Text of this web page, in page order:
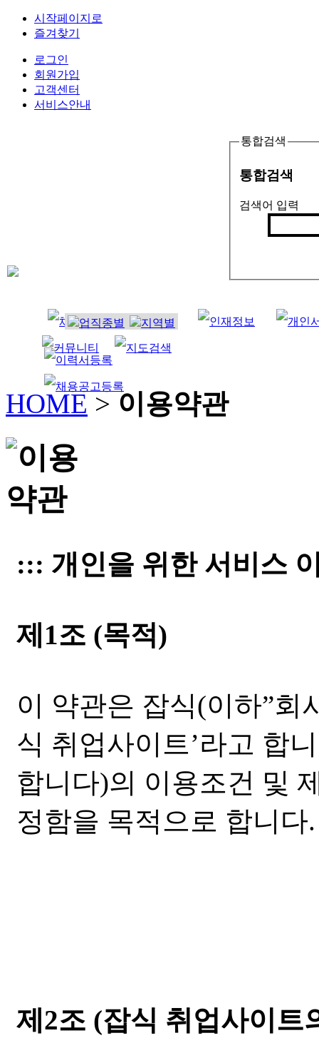
시작페이지로
즐겨찾기
로그인
회원가입
고객센터
서비스안내
통합검색
통합검색
검색어 입력
HOME > 이용약관
::: 개인을 위한 서비스
제1조 (목적)
이 약관은 잡식(이하”회
식 취업사이트’라고 합
합니다)의 이용조건 및
정함을 목적으로 합니다.
제2조 (잡식 취업사이트